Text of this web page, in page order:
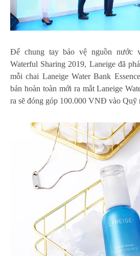
Để chung tay bảo vệ nguồn nước
Waterful Sharing 2019, Laneige đã
mỗi chai Laneige Water Bank
bản hoàn toàn mới ra mắt Laneige
ra sẽ đóng góp 100.000 VNĐ vào Quỹ